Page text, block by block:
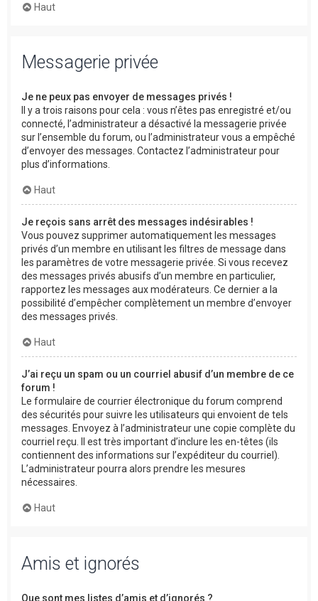
Haut
Messagerie privée
Je ne peux pas envoyer de messages privés !
Il y a trois raisons pour cela : vous n’êtes pas enregistré et/ou
connecté, l’administrateur a désactivé la messagerie privée
sur l’ensemble du forum, ou l’administrateur vous a empêché
d’envoyer des messages. Contactez l’administrateur pour
plus d’informations.
Haut
Je reçois sans arrêt des messages indésirables !
Vous pouvez supprimer automatiquement les messages
privés d’un membre en utilisant les filtres de message dans
les paramètres de votre messagerie privée. Si vous recevez
des messages privés abusifs d’un membre en particulier,
rapportez les messages aux modérateurs. Ce dernier a la
possibilité d’empêcher complètement un membre d’envoyer
des messages privés.
Haut
J’ai reçu un spam ou un courriel abusif d’un membre de ce
forum !
Le formulaire de courrier électronique du forum comprend
des sécurités pour suivre les utilisateurs qui envoient de tels
messages. Envoyez à l’administrateur une copie complète du
courriel reçu. Il est très important d’inclure les en-têtes (ils
contiennent des informations sur l’expéditeur du courriel).
L’administrateur pourra alors prendre les mesures
nécessaires.
Haut
Amis et ignorés
Que sont mes listes d’amis et d’ignorés ?